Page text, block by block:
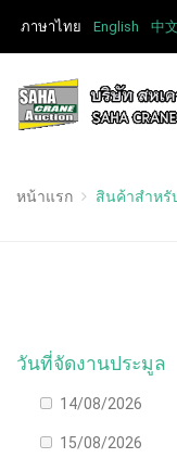
ภาษาไทย English 中文
หน้าแรก สินค้าสำหรั
วันที่จัดงานประมูล
14/08/2026
15/08/2026